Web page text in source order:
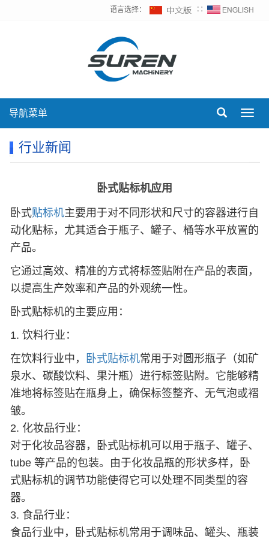
语言选择： ∷
导航菜单
行业新闻
卧式贴标机应用
卧式贴标机主要用于对不同形状和尺寸的容器进行自
动化贴标，尤其适合于瓶子、罐子、桶等水平放置的
产品。
它通过高效、精准的方式将标签贴附在产品的表面，
以提高生产效率和产品的外观统一性。
卧式贴标机的主要应用：
1. 饮料行业：
在饮料行业中，
卧式贴标机常用于对圆形瓶子（如矿
泉水、碳酸饮料、果汁瓶）进行标签贴附。它能够精
准地将标签贴在瓶身上，确保标签整齐、无气泡或褶
皱。
2. 化妆品行业：
对于化妆品容器，卧式贴标机可以用于瓶子、罐子、
tube 等产品的包装。由于化妆品瓶的形状多样，卧
式贴标机的调节功能使得它可以处理不同类型的容
器。
3. 食品行业：
食品行业中，卧式贴标机常用于调味品、罐头、瓶装